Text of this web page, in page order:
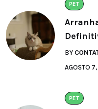
PET
BY
AGOSTO
PET